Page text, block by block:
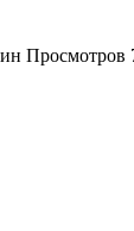
Просмотров